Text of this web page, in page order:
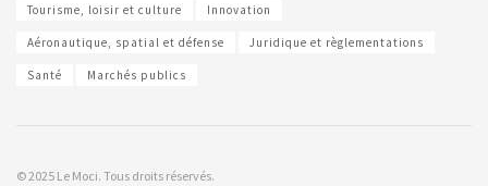
Tourisme, loisir et culture Innovation
Aéronautique, spatial et défense Juridique et règlementations
Santé Marchés publics
© 2025 Le Moci. Tous droits réservés.